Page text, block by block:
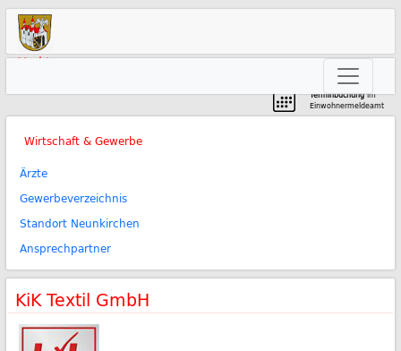
Markt
Terminbuchungim
Einwohnermeldeamt
Wirtschaft & Gewerbe
Ärzte
Gewerbeverzeichnis
Standort Neunkirchen
Ansprechpartner
KiK Textil GmbH